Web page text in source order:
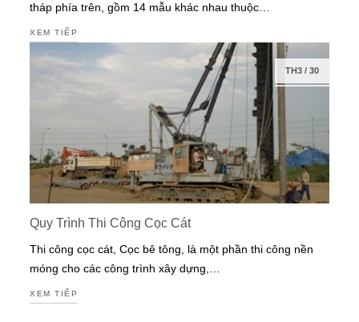
tháp phía trên, gồm 14 mẫu khác nhau thuộc…
XEM TIẾP
TH3/ 30
Quy Trình Thi Công Cọc Cát
Thi công cọc cát, Cọc bê tông, là một phần thi công nền
móng cho các công trình xây dựng,…
XEM TIẾP